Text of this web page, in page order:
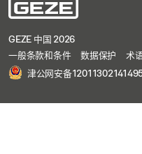
GEZE 中国 2026
一般条款和条件
数据保护 术
津公网安备